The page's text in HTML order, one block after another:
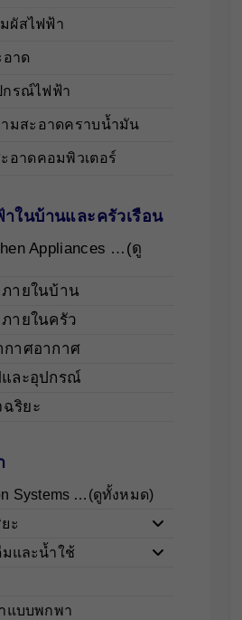
ผัสไฟฟ้า
าด
กรณ์ไฟฟ้า
มสะอาดคราบน้ำมัน
อาดคอมพิวเตอร์
าในบ้านและครัวเรือน
Appliances …(ดู
ภายในบ้าน
ภายในครัว
กาศอากาศ
และอุปกรณ์
ริยะ
Systems …(ดูทั้งหมด)
ะ
มและน้ำใช้
แบบพกพา